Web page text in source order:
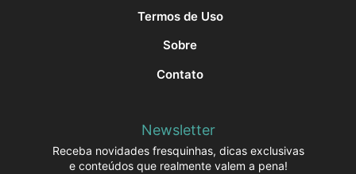
Termos de Uso
Sobre
Contato
Newsletter
Receba novidades fresquinhas, dicas exclusivas
e conteúdos que realmente valem a pena!